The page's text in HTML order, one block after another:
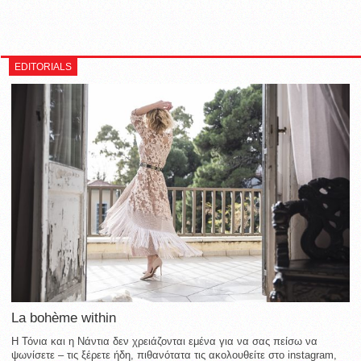
EDITORIALS
La bohème within
Η Τόνια και η Νάντια δεν χρειάζονται εμένα για να σας πείσω να
ψωνίσετε – τις ξέρετε ήδη, πιθανότατα τις ακολουθείτε στο instagram,